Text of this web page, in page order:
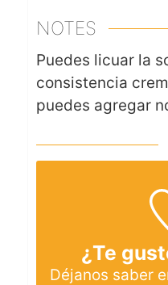
NOTES
Puedes licuar la
consistencia
puedes agregar
¿Te
Déjanos saber